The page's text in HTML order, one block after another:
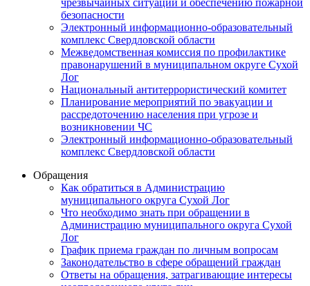
безопасности
Электронный информационно-образовательный
комплекс Cвердловской области
Межведомственная комиссия по профилактике
правонарушений в муниципальном округе Сухой
Лог
Национальный антитеррористический комитет
Планирование мероприятий по эвакуации и
рассредоточению населения при угрозе и
возникновении ЧС
Электронный информационно-образовательный
комплекс Свердловской области
Обращения
Как обратиться в Администрацию
муниципального округа Сухой Лог
Что необходимо знать при обращении в
Администрацию муниципального округа Сухой
Лог
График приема граждан по личным вопросам
Законодательство в сфере обращений граждан
Ответы на обращения, затрагивающие интересы